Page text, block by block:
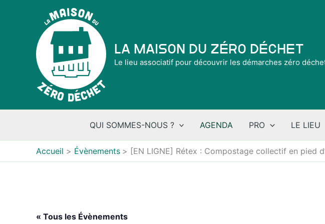
La Maison du Zéro Déchet
Le lieu associatif pour découvrir les démarches zéro
QUI SOMMES-NOUS ? AGENDA PRO LE LIEU
Accueil Évènements [EN LIGNE] Rétex : Compostage collectif en pied
« Tous les Évènements